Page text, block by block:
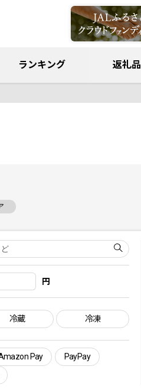
ランキング 返礼品
円
冷蔵 冷凍
Pay
PayPay